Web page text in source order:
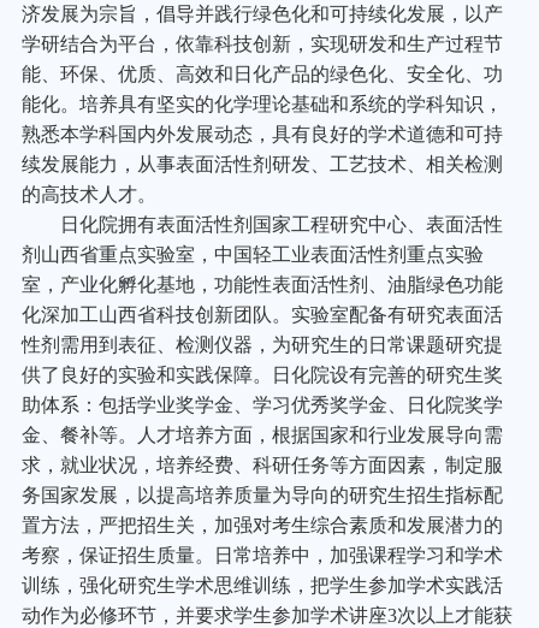
济发展为宗旨，倡导并践行绿色化和可持续化发展，以产
学研结合为平台，依靠科技创新，实现研发和生产过程节
能、环保、优质、高效和日化产品的绿色化、安全化、功
能化。培养具有坚实的化学理论基础和系统的学科知识，
熟悉本学科国内外发展动态，具有良好的学术道德和可持
续发展能力，从事表面活性剂研发、工艺技术、相关检测
的高技术人才。
日化院拥有表面活性剂国家工程研究中心、表面活性
剂山西省重点实验室，中国轻工业表面活性剂重点实验
室，产业化孵化基地，功能性表面活性剂、油脂绿色功能
化深加工山西省科技创新团队。实验室配备有研究表面活
性剂需用到表征、检测仪器，为研究生的日常课题研究提
供了良好的实验和实践保障。日化院设有完善的研究生奖
助体系：包括学业奖学金、学习优秀奖学金、日化院奖学
金、餐补等。人才培养方面，根据国家和行业发展导向需
求，就业状况，培养经费、科研任务等方面因素，制定服
务国家发展，以提高培养质量为导向的研究生招生指标配
置方法，严把招生关，加强对考生综合素质和发展潜力的
考察，保证招生质量。日常培养中，加强课程学习和学术
训练，强化研究生学术思维训练，把学生参加学术实践活
动作为必修环节，并要求学生参加学术讲座3次以上才能获